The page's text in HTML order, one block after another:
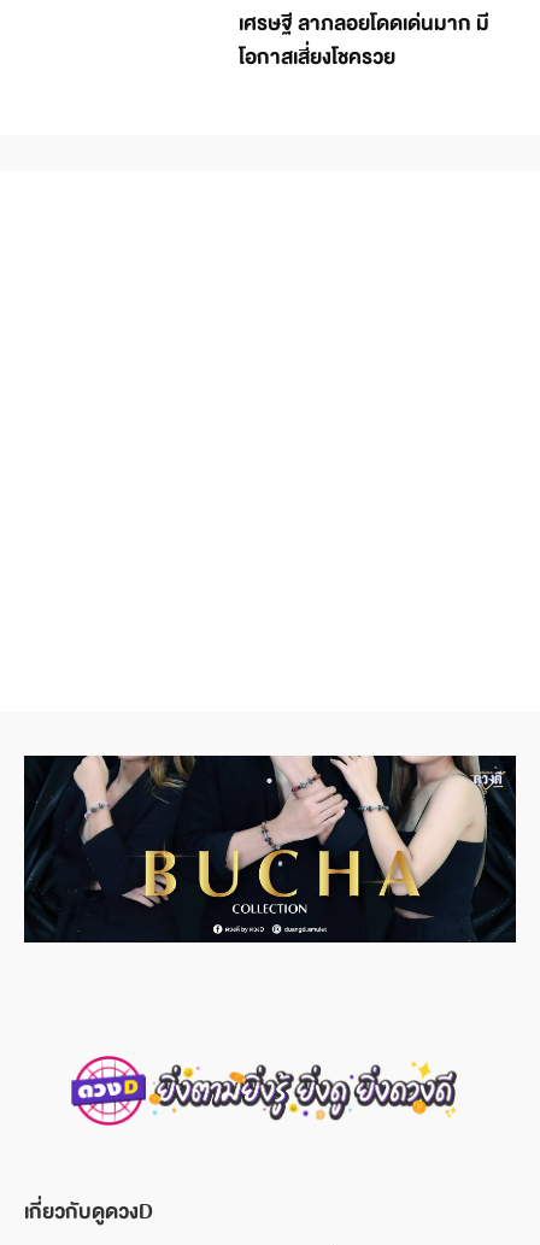
เศรษฐี ลาภลอยโดดเด่นมาก มี
โอกาสเสี่ยงโชครวย
เกี่ยวกับดูดวงD